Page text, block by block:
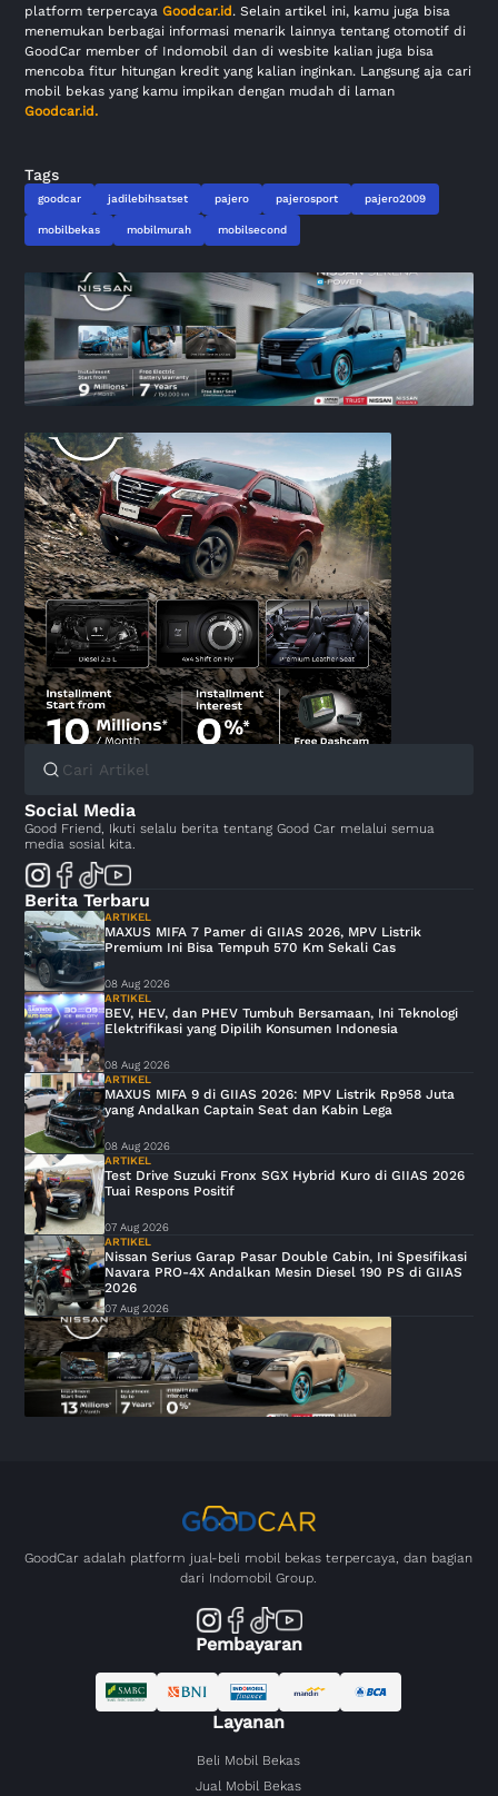
platform terpercayaGoodcar.id. Selain artikel ini, kamu juga bisa
menemukan berbagai informasi menarik lainnya tentang otomotif di
GoodCar member of Indomobil dan di wesbite kalian juga bisa
mencoba fitur hitungan kredit yang kalian inginkan. Langsung aja cari
mobil bekas yang kamu impikan dengan mudah di laman
Goodcar.id.
Tags
goodcar jadilebihsatset pajero pajerosport pajero2009
mobilbekas mobilmurah mobilsecond
Social Media
Good Friend, Ikuti selalu berita tentang Good Car melalui semua
media sosial kita.
Berita Terbaru
ARTIKEL
MAXUS MIFA 7 Pamer di GIIAS 2026, MPV Listrik
Premium Ini Bisa Tempuh 570 Km Sekali Cas
08 Aug 2026
ARTIKEL
BEV, HEV, dan PHEV Tumbuh Bersamaan, Ini Teknologi
Elektrifikasi yang Dipilih Konsumen Indonesia
08 Aug 2026
ARTIKEL
MAXUS MIFA 9 di GIIAS 2026: MPV Listrik Rp958 Juta
yang Andalkan Captain Seat dan Kabin Lega
08 Aug 2026
ARTIKEL
Test Drive Suzuki Fronx SGX Hybrid Kuro di GIIAS 2026
Tuai Respons Positif
07 Aug 2026
ARTIKEL
Nissan Serius Garap Pasar Double Cabin, Ini Spesifikasi
Navara PRO-4X Andalkan Mesin Diesel 190 PS di GIIAS
2026
07 Aug 2026
GoodCar adalah platform jual-beli mobil bekas terpercaya, dan bagian
dari Indomobil Group.
Pembayaran
Layanan
Beli Mobil Bekas
Jual Mobil Bekas